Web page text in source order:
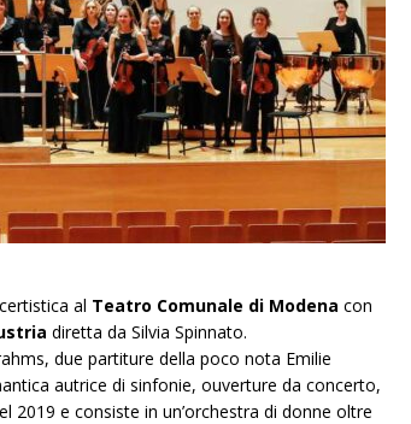
al Teatro Comunale di Modena con
diretta da Silvia Spinnato.
due partiture della poco nota Emilie
autrice di sinfonie, ouverture da concerto,
2019 e consiste in un’orchestra di donne oltre